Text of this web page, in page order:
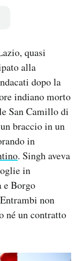
quasi
alla
dopo la
indiano morto
San Camillo di
braccio in un
in
. Singh aveva
in
e Borgo
non
né un contratto